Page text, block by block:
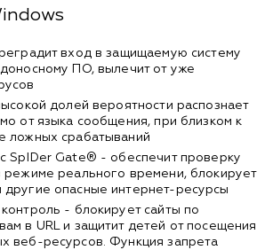
вход в защищаемую систему
ПО, вылечит от уже
долей вероятности распознает
от языка сообщения, при близком к
ложных срабатываний
SpIDer Gate® - обеспечит проверку
режиме реального времени, блокирует
опасные интернет-ресурсы
- блокирует сайты по
в URL и защитит детей от посещения
веб-ресурсов. Функция запрета